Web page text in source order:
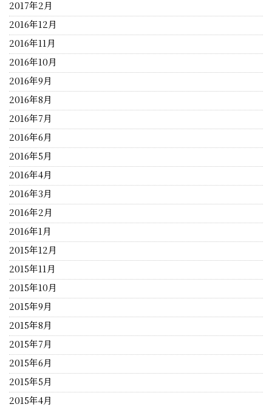
2017年2月
2016年12月
2016年11月
2016年10月
2016年9月
2016年8月
2016年7月
2016年6月
2016年5月
2016年4月
2016年3月
2016年2月
2016年1月
2015年12月
2015年11月
2015年10月
2015年9月
2015年8月
2015年7月
2015年6月
2015年5月
2015年4月